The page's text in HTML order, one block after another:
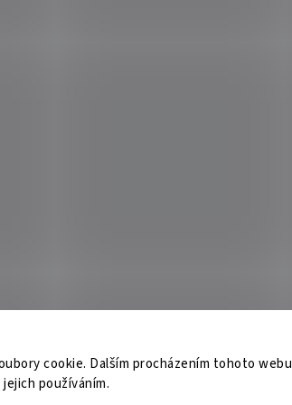
cookie. Dalším procházením tohoto webu
používáním.